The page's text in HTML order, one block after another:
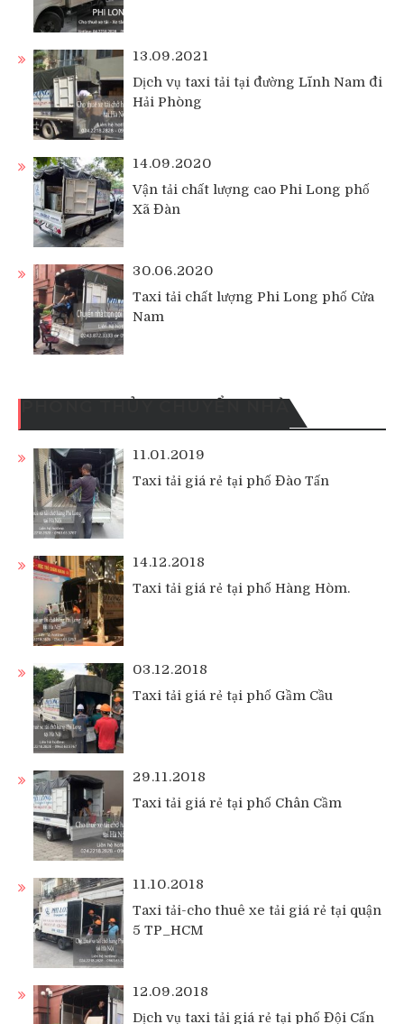
13.09.2021
Dịch vụ taxi tải tại đường Lĩnh Nam đi
Hải Phòng
14.09.2020
Vận tải chất lượng cao Phi Long phố
Xã Đàn
30.06.2020
Taxi tải chất lượng Phi Long phố Cửa
Nam
11.01.2019
Taxi tải giá rẻ tại phố Đào Tấn
14.12.2018
Taxi tải giá rẻ tại phố Hàng Hòm.
03.12.2018
Taxi tải giá rẻ tại phố Gầm Cầu
29.11.2018
Taxi tải giá rẻ tại phố Chân Cầm
11.10.2018
Taxi tải-cho thuê xe tải giá rẻ tại quận
5 TP_HCM
12.09.2018
Dịch vụ taxi tải giá rẻ tại phố Đội Cấn